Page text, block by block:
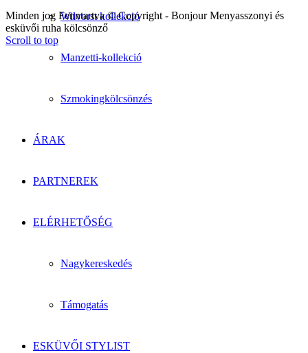
Wilvorst kollekció
Manzetti-kollekció
Szmokingkölcsönzés
ÁRAK
PARTNEREK
ELÉRHETŐSÉG
Nagykereskedés
Támogatás
ESKÜVŐI STYLIST
Minden jog Fenntartva © Copyright - Bonjour Menyasszonyi és
esküvői ruha kölcsönző
Scroll to top